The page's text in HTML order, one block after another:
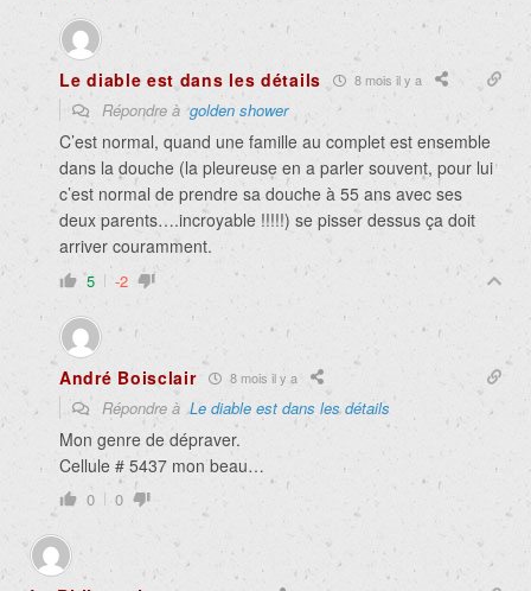
Le diable est dans les détails 8 mois il y a
Répondre àgolden shower
C’est normal, quand une famille au complet est ensemble
dans la douche (la pleureuse en a parler souvent, pour lui
c’est normal de prendre sa douche à 55 ans avec ses
deux parents….incroyable !!!!!) se pisser dessus ça doit
arriver couramment.
5 -2
André Boisclair 8 mois il y a
Répondre àLe diable est dans les détails
Mon genre de dépraver.
Cellule # 5437 mon beau…
0 0